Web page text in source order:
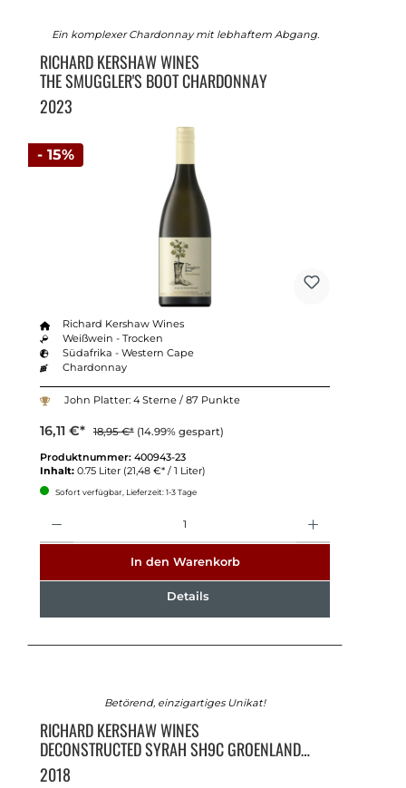
- 15%
Ein komplexer Chardonnay mit lebhaftem Abgang.
RICHARD KERSHAW WINES
THE SMUGGLER'S BOOT CHARDONNAY
2023
Richard Kershaw Wines
Weißwein - Trocken
Südafrika - Western Cape
Chardonnay
John Platter: 4 Sterne / 87 Punkte
16,11 €* 18,95 €* (14.99% gespart)
Produktnummer: 400943-23
Inhalt: 0.75 Liter (21,48 €* / 1 Liter)
Sofort verfügbar, Lieferzeit: 1-3 Tage
In den Warenkorb
Details
Betörend, einzigartiges Unikat!
RICHARD KERSHAW WINES
DECONSTRUCTED SYRAH SH9C GROENLAND
BOKKEVELD
2018